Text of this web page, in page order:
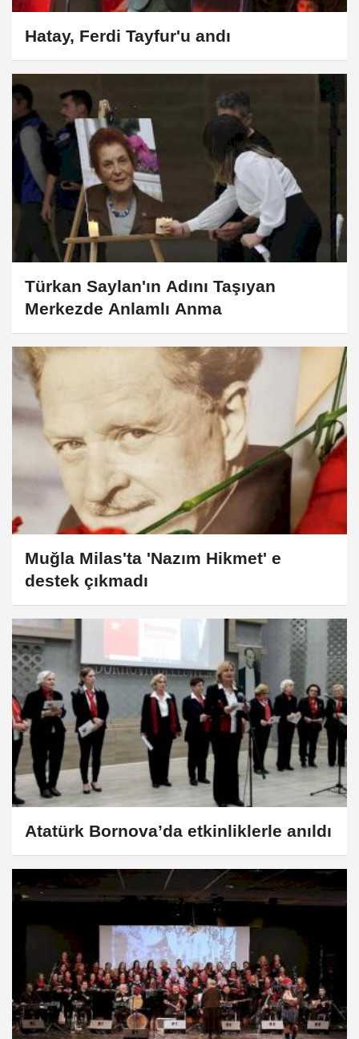
Hatay, Ferdi Tayfur'u andı
Türkan Saylan'ın Adını Taşıyan
Merkezde Anlamlı Anma
Muğla Milas'ta 'Nazım Hikmet' e
destek çıkmadı
Atatürk Bornova’da etkinliklerle anıldı